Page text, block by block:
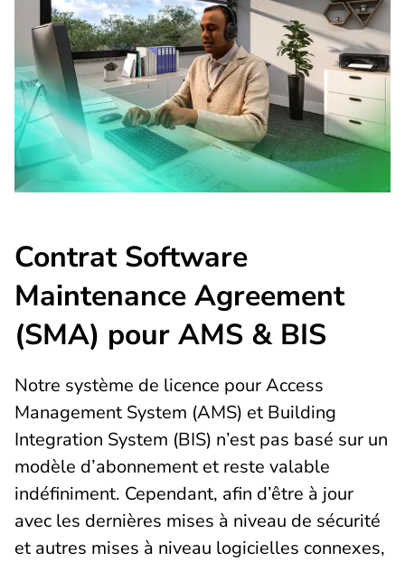
Contrat Software
Maintenance Agreement
(SMA) pour AMS & BIS
Notre système de licence pour Access
Management System (AMS) et Building
Integration System (BIS) n’est pas basé sur un
modèle d’abonnement et reste valable
indéfiniment. Cependant, afin d’être à jour
avec les dernières mises à niveau de sécurité
et autres mises à niveau logicielles connexes,